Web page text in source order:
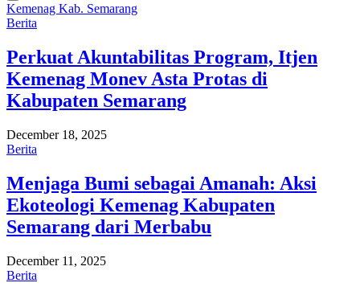
Kemenag Kab. Semarang
Berita
Perkuat Akuntabilitas Program, Itjen
Kemenag Monev Asta Protas di
Kabupaten Semarang
December 18, 2025
Berita
Menjaga Bumi sebagai Amanah: Aksi
Ekoteologi Kemenag Kabupaten
Semarang dari Merbabu
December 11, 2025
Berita